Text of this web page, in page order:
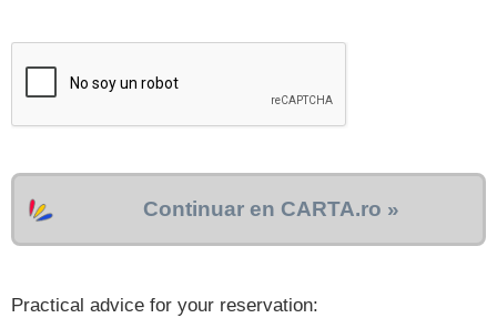
Continuar en CARTA.ro »
Practical advice for your reservation: